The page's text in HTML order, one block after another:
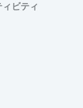
ビティ